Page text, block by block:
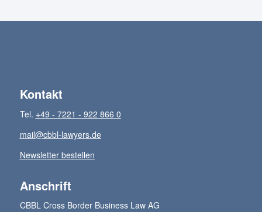
Kontakt
Tel. +49 - 7221 - 922 866 0
mail@cbbl-lawyers.de
Newsletter bestellen
Anschrift
CBBL Cross Border Business Law AG